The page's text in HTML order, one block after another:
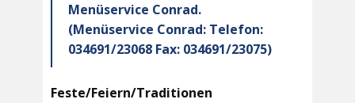
Menüservice Conrad.
(Menüservice Conrad: Telefon:
034691/23068 Fax: 034691/23075)
Feste/Feiern/Traditionen